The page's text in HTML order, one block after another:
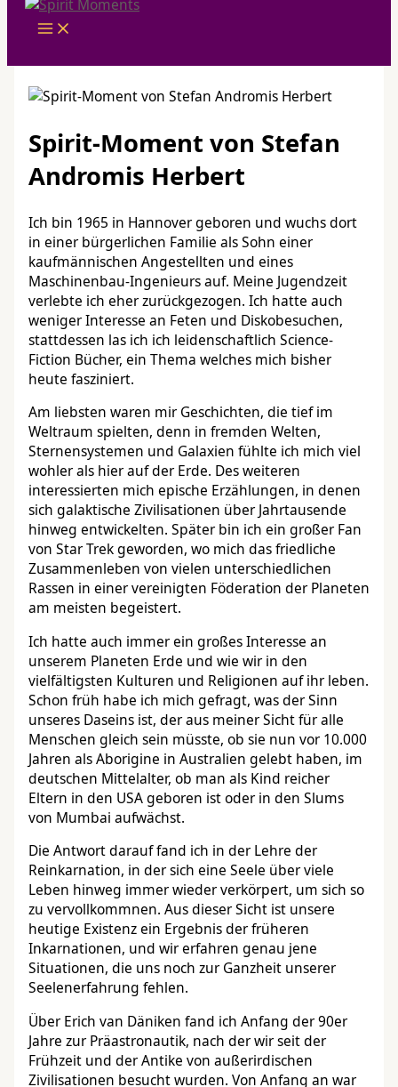
Spirit-Moment von Stefan
Andromis Herbert
Ich bin 1965 in Hannover geboren und wuchs dort
in einer bürgerlichen Familie als Sohn einer
kaufmännischen Angestellten und eines
Maschinenbau-Ingenieurs auf. Meine Jugendzeit
verlebte ich eher zurückgezogen. Ich hatte auch
weniger Interesse an Feten und Diskobesuchen,
stattdessen las ich ich leidenschaftlich Science-
Fiction Bücher, ein Thema welches mich bisher
heute fasziniert.
Am liebsten waren mir Geschichten, die tief im
Weltraum spielten, denn in fremden Welten,
Sternensystemen und Galaxien fühlte ich mich viel
wohler als hier auf der Erde. Des weiteren
interessierten mich epische Erzählungen, in denen
sich galaktische Zivilisationen über Jahrtausende
hinweg entwickelten. Später bin ich ein großer Fan
von Star Trek geworden, wo mich das friedliche
Zusammenleben von vielen unterschiedlichen
Rassen in einer vereinigten Föderation der Planeten
am meisten begeistert.
Ich hatte auch immer ein großes Interesse an
unserem Planeten Erde und wie wir in den
vielfältigsten Kulturen und Religionen auf ihr leben.
Schon früh habe ich mich gefragt, was der Sinn
unseres Daseins ist, der aus meiner Sicht für alle
Menschen gleich sein müsste, ob sie nun vor 10.000
Jahren als Aborigine in Australien gelebt haben, im
deutschen Mittelalter, ob man als Kind reicher
Eltern in den USA geboren ist oder in den Slums
von Mumbai aufwächst.
Die Antwort darauf fand ich in der Lehre der
Reinkarnation, in der sich eine Seele über viele
Leben hinweg immer wieder verkörpert, um sich so
zu vervollkommnen. Aus dieser Sicht ist unsere
heutige Existenz ein Ergebnis der früheren
Inkarnationen, und wir erfahren genau jene
Situationen, die uns noch zur Ganzheit unserer
Seelenerfahrung fehlen.
Über Erich van Däniken fand ich Anfang der 90er
Jahre zur Präastronautik, nach der wir seit der
Frühzeit und der Antike von außerirdischen
Zivilisationen besucht wurden. Von Anfang an war